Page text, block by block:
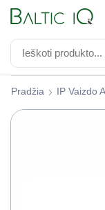
Pradžia IP Vaizdo